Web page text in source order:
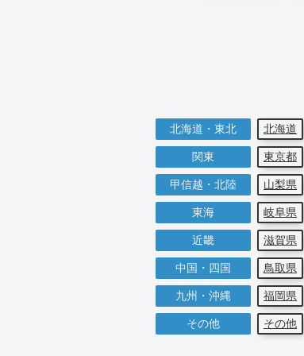
北海道・東北 北海道
関東
東京都
甲信越・北陸
山梨県
東海
岐阜県
近畿
滋賀県
中国・四国
鳥取県
九州・沖縄
福岡県
その他
その他